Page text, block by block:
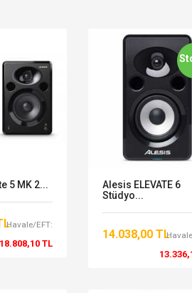
5 MK 2...
Havale/EFT:
18.808,10 TL
Alesis ELEVATE 6
Stüdyo...
14.038,00 TL